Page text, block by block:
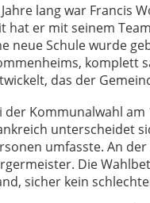
Jahre lang war Francis
hat er mit seinem
neue Schule wurde
komplett
das der
der Kommunalwahl
unterscheidet
umfasste. An
Die
sicher kein